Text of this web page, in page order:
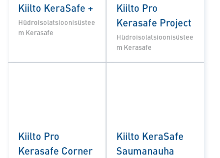
Kiilto KeraSafe +
Hüdroisolatsioonisüstee
m Kerasafe
Kiilto Pro
Kerasafe Project
Hüdroisolatsioonisüstee
m Kerasafe
Kiilto Pro
Kerasafe Corner
Kiilto KeraSafe
Saumanauha